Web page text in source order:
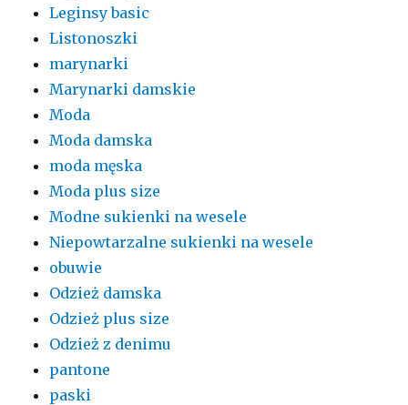
Leginsy basic
Listonoszki
marynarki
Marynarki damskie
Moda
Moda damska
moda męska
Moda plus size
Modne sukienki na wesele
Niepowtarzalne sukienki na wesele
obuwie
Odzież damska
Odzież plus size
Odzież z denimu
pantone
paski